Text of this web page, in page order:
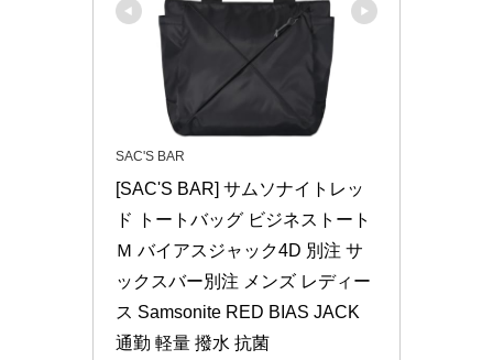
SAC'S BAR
[SAC'S BAR] サムソナイトレッ
ド トートバッグ ビジネストート
Ｍ バイアスジャック4D 別注 サ
ックスバー別注 メンズ レディー
ス Samsonite RED BIAS JACK
通勤 軽量 撥水 抗菌